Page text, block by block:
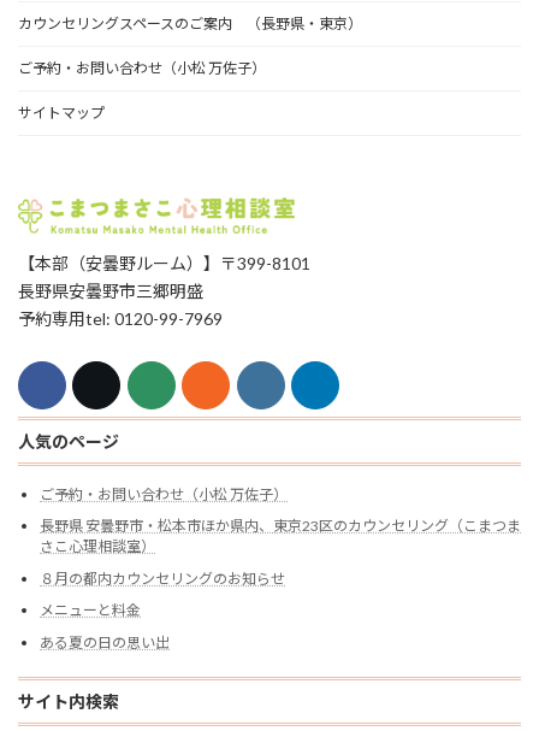
カウンセリングスペースのご案内 （長野県・東京）
ご予約・お問い合わせ（小松 万佐子）
サイトマップ
【本部（安曇野ルーム）】〒399-8101
長野県安曇野市三郷明盛
予約専用tel: 0120-99-7969
人気のページ
ご予約・お問い合わせ（小松 万佐子）
長野県 安曇野市・松本市ほか県内、東京23区のカウンセリング（こまつま
さこ心理相談室）
８月の都内カウンセリングのお知らせ
メニューと料金
ある夏の日の思い出
サイト内検索